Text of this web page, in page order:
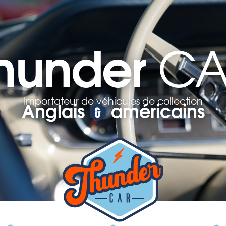
Importateur de véhicules de collection
Anglais américains